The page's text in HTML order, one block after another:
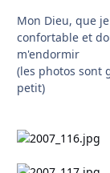
Mon Dieu, que
confortable et
m'endormir
(les photos sont
petit)